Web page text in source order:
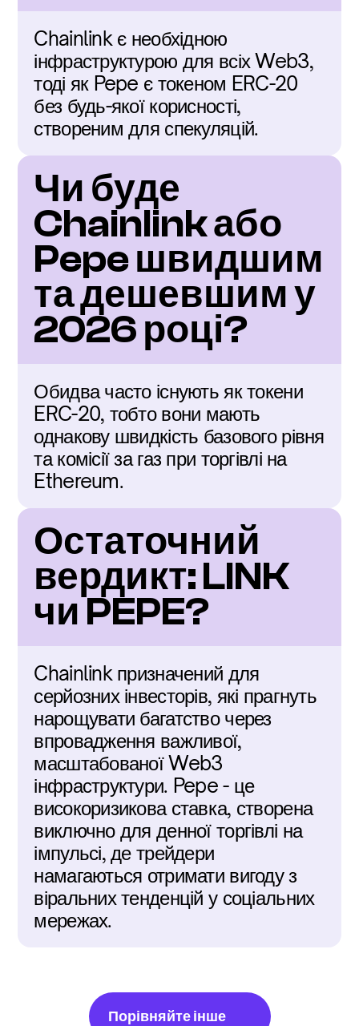
Chainlink є необхідною
інфраструктурою для всіх Web3,
тоді як Pepe є токеном ERC-20
без будь-якої корисності,
створеним для спекуляцій.
Чи буде
Chainlink або
Pepe швидшим
та дешевшим у
2026 році?
Обидва часто існують як токени
ERC-20, тобто вони мають
однакову швидкість базового рівня
та комісії за газ при торгівлі на
Ethereum.
Остаточний
вердикт: LINK
чи PEPE?
Chainlink призначений для
серйозних інвесторів, які прагнуть
нарощувати багатство через
впровадження важливої,
масштабованої Web3
інфраструктури. Pepe - це
високоризикова ставка, створена
виключно для денної торгівлі на
імпульсі, де трейдери
намагаються отримати вигоду з
віральних тенденцій у соціальних
мережах.
Порівняйте інше